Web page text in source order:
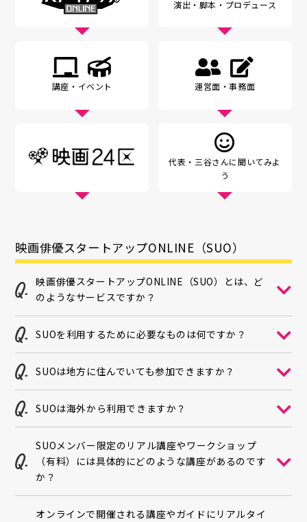
演出・脚本 ・プロデュース
講座 ・イベント 運営面 ・事務面
代表・三谷さんに聞いてみよ
う
映画俳優スタートアップONLINE（SUO）
映画俳優スタートアップONLINE（SUO）とは、ど
のようなサービスですか？
SUOを利用するために必要なものは何ですか？
SUOは地方に住んでいても参加できますか？
SUOは海外から利用できますか？
SUOメンバー限定のリアル講座やワークショップ
（有料）には具体的にどのような講座があるのです
か？
オンラインで開催される講座やガイドにリアルタイ